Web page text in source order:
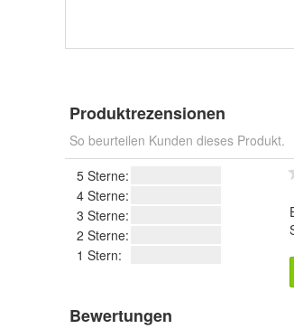
Produktrezensionen
So beurteilen Kunden dieses Produkt.
5 Sterne:
4 Sterne:
3 Sterne:
2 Sterne:
1 Stern:
Bewertungen